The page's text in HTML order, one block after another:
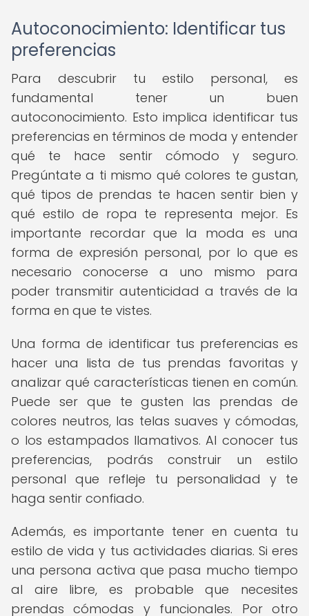
Autoconocimiento: Identificar tus
preferencias
Para descubrir tu estilo personal, es
fundamental tener un buen
autoconocimiento. Esto implica identificar tus
preferencias en términos de moda y entender
qué te hace sentir cómodo y seguro.
Pregúntate a ti mismo qué colores te gustan,
qué tipos de prendas te hacen sentir bien y
qué estilo de ropa te representa mejor. Es
importante recordar que la moda es una
forma de expresión personal, por lo que es
necesario conocerse a uno mismo para
poder transmitir autenticidad a través de la
forma en que te vistes.
Una forma de identificar tus preferencias es
hacer una lista de tus prendas favoritas y
analizar qué características tienen en común.
Puede ser que te gusten las prendas de
colores neutros, las telas suaves y cómodas,
o los estampados llamativos. Al conocer tus
preferencias, podrás construir un estilo
personal que refleje tu personalidad y te
haga sentir confiado.
Además, es importante tener en cuenta tu
estilo de vida y tus actividades diarias. Si eres
una persona activa que pasa mucho tiempo
al aire libre, es probable que necesites
prendas cómodas y funcionales. Por otro